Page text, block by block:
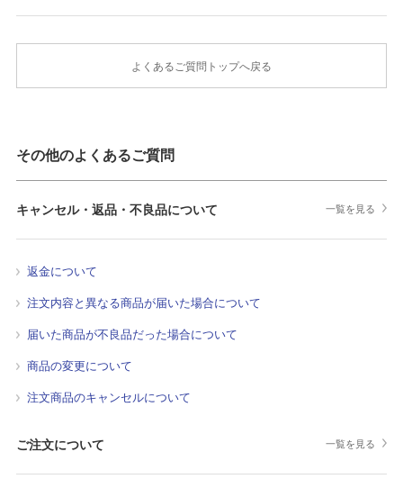
よくあるご質問トップへ戻る
その他のよくあるご質問
キャンセル・返品・不良品について 一覧を見る
返金について
注文内容と異なる商品が届いた場合について
届いた商品が不良品だった場合について
商品の変更について
注文商品のキャンセルについて
ご注文について 一覧を見る